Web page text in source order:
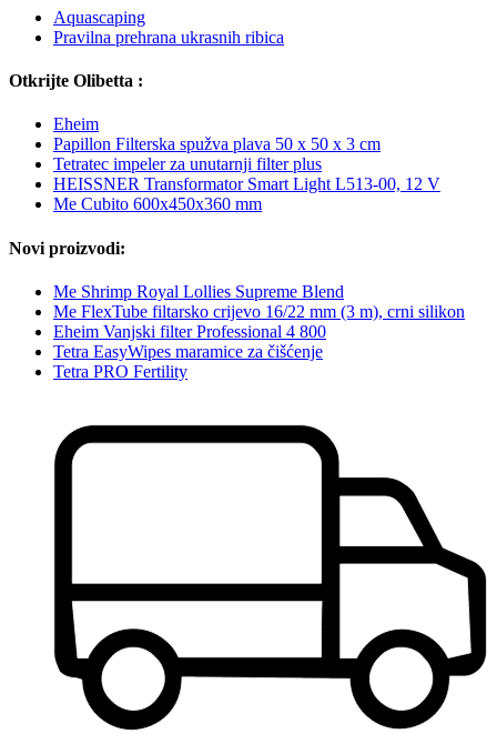
Aquascaping
Pravilna prehrana ukrasnih ribica
Otkrijte Olibetta :
Eheim
Papillon Filterska spužva plava 50 x 50 x 3 cm
Tetratec impeler za unutarnji filter plus
HEISSNER Transformator Smart Light L513-00, 12 V
Me Cubito 600x450x360 mm
Novi proizvodi:
Me Shrimp Royal Lollies Supreme Blend
Me FlexTube filtarsko crijevo 16/22 mm (3 m), crni silikon
Eheim Vanjski filter Professional 4 800
Tetra EasyWipes maramice za čišćenje
Tetra PRO Fertility